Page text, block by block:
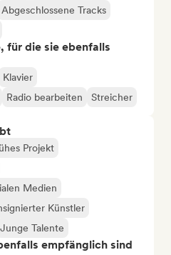
Abgeschlossene Tracks
für die sie ebenfalls
Klavier
Radio bearbeiten Streicher
Projekt
Medien
Künstler
Junge Talente
empfänglich sind